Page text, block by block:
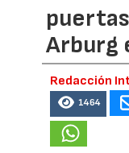
Arburg
Redacción
1464